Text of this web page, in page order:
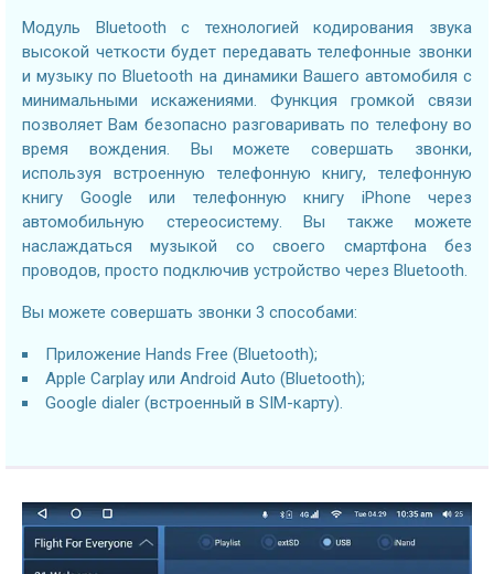
Модуль Bluetooth с технологией кодирования звука
высокой четкости будет передавать телефонные звонки
и музыку по Bluetooth на динамики Вашего автомобиля с
минимальными искажениями. Функция громкой связи
позволяет Вам безопасно разговаривать по телефону во
время вождения. Вы можете совершать звонки,
используя встроенную телефонную книгу, телефонную
книгу Google или телефонную книгу iPhone через
автомобильную стереосистему. Вы также можете
наслаждаться музыкой со своего смартфона без
проводов, просто подключив устройство через Bluetooth.
Вы можете совершать звонки 3 способами:
Приложение Hands Free (Bluetooth);
Apple Carplay или Android Auto (Bluetooth);
Google dialer (встроенный в SIM-карту).